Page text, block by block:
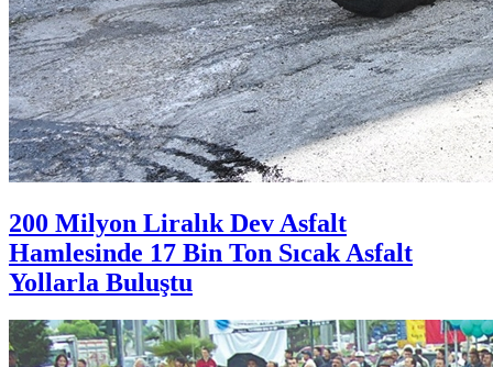
200 Milyon Liralık Dev Asfalt
Hamlesinde 17 Bin Ton Sıcak Asfalt
Yollarla Buluştu